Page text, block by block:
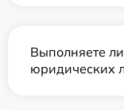
Выполняете
юридических